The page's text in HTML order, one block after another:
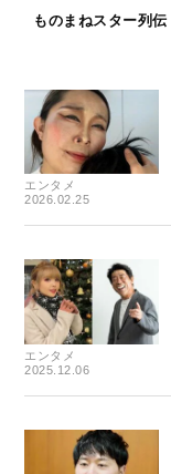
ものまねスター列伝
エンタメ
2026.02.25
エンタメ
2025.12.06